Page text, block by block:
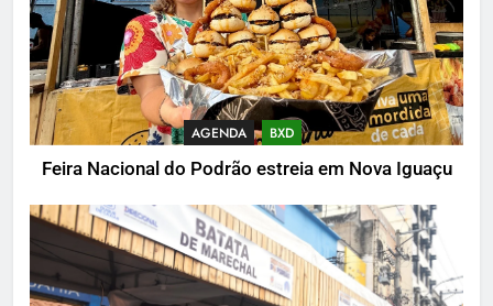
AGENDA BXD
Feira Nacional do Podrão estreia em Nova Iguaçu